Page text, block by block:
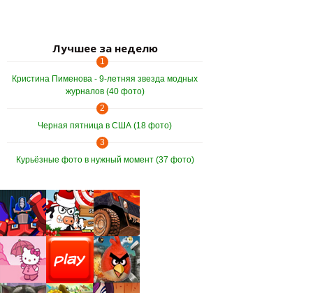
Лучшее за неделю
1
Кристина Пименова - 9-летняя звезда модных
журналов (40 фото)
2
Черная пятница в США (18 фото)
3
Курьёзные фото в нужный момент (37 фото)